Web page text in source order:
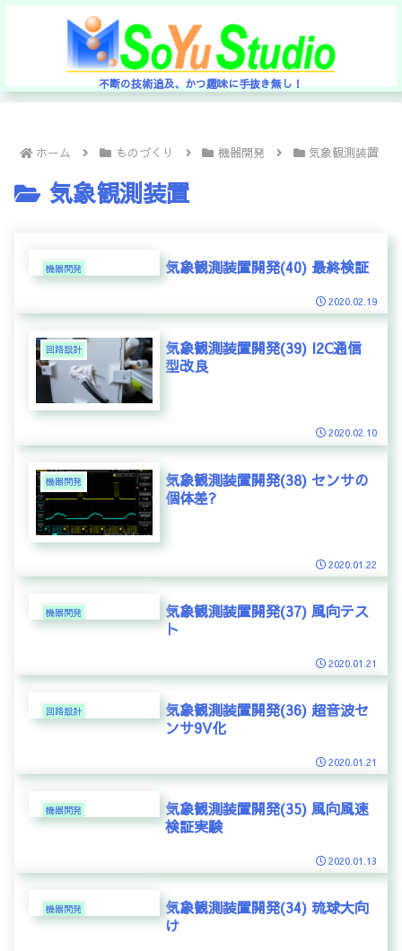
不断の技術追及、かつ趣味に手抜き無し！
ホーム ものづくり 機器開発 気象観測装置
気象観測装置
機器開発 気象観測装置開発(40) 最終検証
2020.02.19
回路設計
気象観測装置開発(39) I2C通信
型改良
2020.02.10
機器開発
気象観測装置開発(38) センサの
個体差?
2020.01.22
機器開発
気象観測装置開発(37) 風向テス
ト
2020.01.21
回路設計
気象観測装置開発(36) 超音波セ
ンサ9V化
2020.01.21
機器開発
気象観測装置開発(35) 風向風速
検証実験
2020.01.13
機器開発
気象観測装置開発(34) 琉球大向
け